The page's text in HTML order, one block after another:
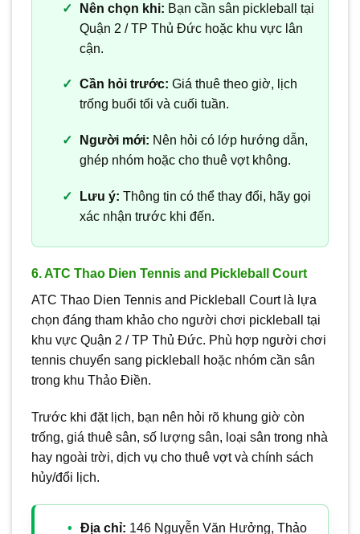
Nên chọn khi: Bạn cần sân pickleball tại
Quận 2 / TP Thủ Đức hoặc khu vực lân
cận.
Cần hỏi trước: Giá thuê theo giờ, lịch
trống buổi tối và cuối tuần.
Người mới: Nên hỏi có lớp hướng dẫn,
ghép nhóm hoặc cho thuê vợt không.
Lưu ý: Thông tin có thể thay đổi, hãy gọi
xác nhận trước khi đến.
6. ATC Thao Dien Tennis and Pickleball Court
ATC Thao Dien Tennis and Pickleball Court là lựa
chọn đáng tham khảo cho người chơi pickleball tại
khu vực Quận 2 / TP Thủ Đức. Phù hợp người chơi
tennis chuyển sang pickleball hoặc nhóm cần sân
trong khu Thảo Điền.
Trước khi đặt lịch, bạn nên hỏi rõ khung giờ còn
trống, giá thuê sân, số lượng sân, loại sân trong nhà
hay ngoài trời, dịch vụ cho thuê vợt và chính sách
hủy/đổi lịch.
Địa chỉ: 146 Nguyễn Văn Hưởng, Thảo